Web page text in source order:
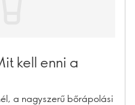
kell enni a
a nagyszerű bőrápolási